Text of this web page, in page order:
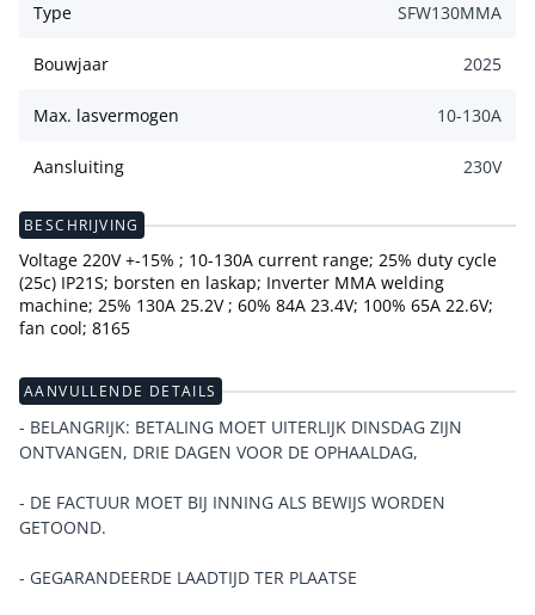
Type SFW130MMA
Bouwjaar 2025
Max. lasvermogen 10-130A
Aansluiting 230V
BESCHRIJVING
Voltage 220V +-15% ; 10-130A current range; 25% duty cycle
(25c) IP21S; borsten en laskap; Inverter MMA welding
machine; 25% 130A 25.2V ; 60% 84A 23.4V; 100% 65A 22.6V;
fan cool; 8165
AANVULLENDE DETAILS
- BELANGRIJK: BETALING MOET UITERLIJK DINSDAG ZIJN
ONTVANGEN, DRIE DAGEN VOOR DE OPHAALDAG,
- DE FACTUUR MOET BIJ INNING ALS BEWIJS WORDEN
GETOOND.
- GEGARANDEERDE LAADTIJD TER PLAATSE